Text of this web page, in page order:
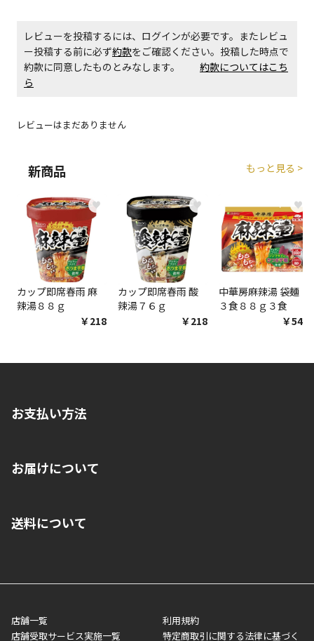
商品購入個数ごとに送料がかかる商品です
レビューを投稿するには、ログインが必要です。またレビュ
ー投稿する前に必ず約款をご確認ください。投稿した時点で
約款に同意したものとみなします。 約款についてはこち
ら
レビューはまだありません
新商品 もっと見る >
♥
カップ即席春雨 麻
辣湯８８ｇ
￥218
♥
カップ即席春雨 酸
辣湯７６ｇ
￥218
♥
中華房麻辣湯 袋麺
３食８８ｇ３食
￥548
お支払い方法
いいただくことはできません。ご了承ください。
■代金引換(代引)※手数料がかかります
■商品によっては一部決済方法が使用できない場合がございま
お届けについて
ご注文が確認出来次第、1～4営業日に発送いたします。「お取り
業日にてお引渡しとなります。(離島などの場合、例外もあります)
メーカー直送品など一部商品については、その他商品との購入に
制限がかかる場合がございます。また発送日についても、通常と
送料について
店舗一覧
店舗受取サービス実施一覧
利用規約
特定商取引に関する法律に基づく